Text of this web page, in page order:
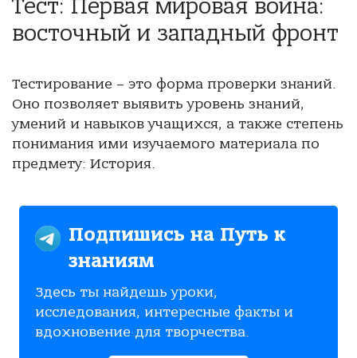
Тест: Первая мировая война:
восточный и западный фронт
Тестирование – это форма проверки знаний.
Оно позволяет выявить уровень знаний,
умений и навыков учащихся, а также степень
понимания ими изучаемого материала по
предмету: История.
Подпишись на Путь к
знаниям
Здесь ты найдешь уроки,
исследования, интересные факты и
вдохновение для творчества.